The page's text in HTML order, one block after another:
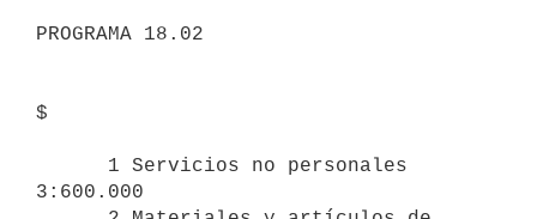
PROGRAMA 18.02
$
3:600.000